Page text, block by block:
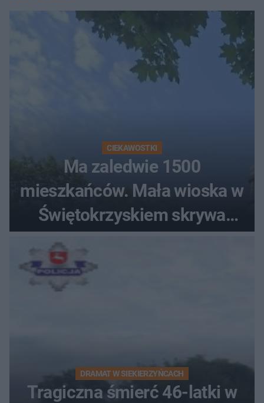
CIEKAWOSTKI
Ma zaledwie 1500
mieszkańców. Mała wioska w
Świętokrzyskiem skrywa
zabytki, bywał tu nawet król
DRAMAT W SIEKIERZYŃCACH
Tragiczna śmierć 46-latki w